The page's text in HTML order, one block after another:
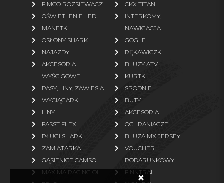
więcej
CZĘŚCI ZAMIENNE
Oryginalne części Linhai
Oryginalne części Segway
Oryginalne części Access
Motor
Oryginalne części Arctic Cat Paski napędowe zamienniki
Zamienniki (klocki, filtry) Części zamienne ogrodowe
więcej
×
FIMCO ROZSIEWACZ
OŚWIETLENIE LED
MANETKI
OSŁONY SHARK
NAJAZDY
AKCESORIA
WYŚCIGOWE
PASY, LINY, ZAWIESIA
WYCIĄGARKI
LINY
FASST FLEX
PŁUGI SHARK
ZAMIATARKA
GĄSIENICE CAMSO
MAXIMA RACING OIL
CKX TITAN
INTERKOMY,
NAWIGACJA
GOGLE
RĘKAWICZKI
BLUZY ATV
KURTKI
SPODNIE
BUTY
AKCESORIA
OCHRANIACZE
BLUZA MX JERSEY
VOUCHER
PODARUNKOWY
FINNTRAIL